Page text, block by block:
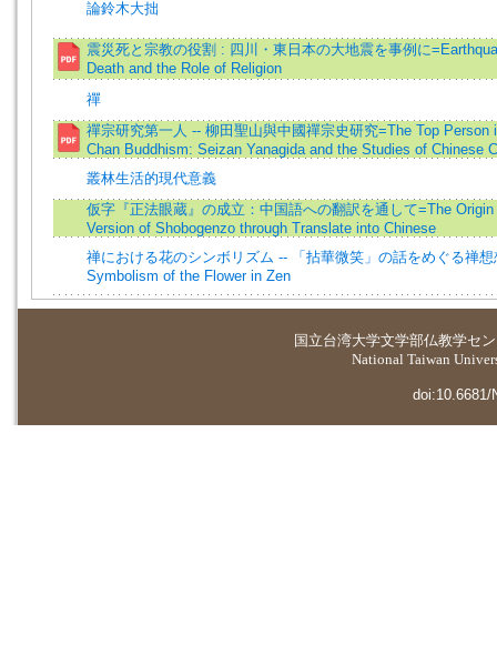
論鈴木大拙
震災死と宗教の役割 : 四川・東日本の大地震を事例に
Death and the Role of Religion
禪
禪宗研究第一人 -- 柳田聖山與中國禪宗史研究=The Top Person
Chan Buddhism: Seizan Yanagida and the Studies of Chinese
叢林生活的現代意義
仮字『正法眼蔵』の成立：中国語への翻訳を通して=The
Version of Shobogenzo through Translate into Chinese
禅における花のシンボリズム -- 「拈華微笑」の話をめぐる禅
Symbolism of the Flower in Zen
国立台湾大学文学部仏教学セ
National Taiwan
doi:10.6681/